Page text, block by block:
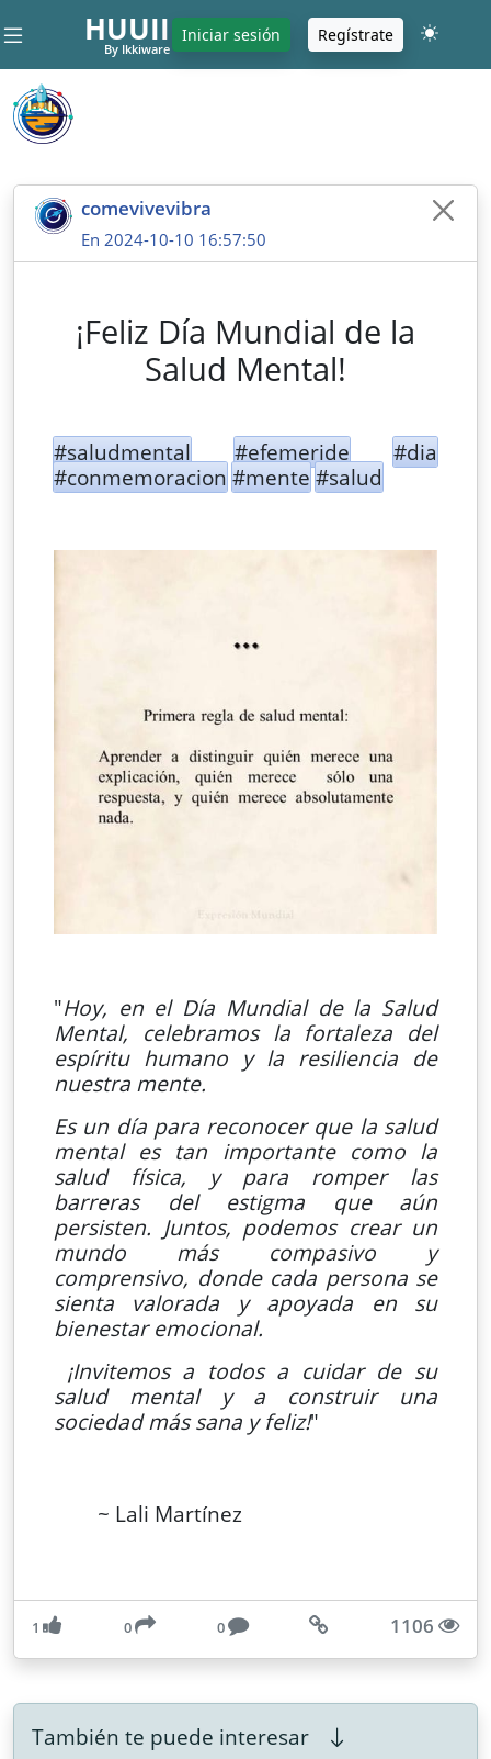
HUUII
By Ikkiware
Iniciar sesión Regístrate
comevivevibra
En 2024-10-10 16:57:50
¡Feliz Día Mundial de la
Salud Mental!
#saludmental #efemeride
#dia
#conmemoracion #mente #salud
"Hoy, en el Día Mundial de la Salud
Mental, celebramos la fortaleza del
espíritu humano y la resiliencia de
nuestra mente.
Es un día para reconocer que la salud
mental es tan importante como la
salud física, y para romper las
barreras del estigma que aún
persisten. Juntos, podemos crear un
mundo más compasivo y
comprensivo, donde cada persona se
sienta valorada y apoyada en su
bienestar emocional.
¡Invitemos a todos a cuidar de su
salud mental y a construir una
sociedad más sana y feliz!"
~ Lali Martínez
1 0 0 1106
También te puede interesar